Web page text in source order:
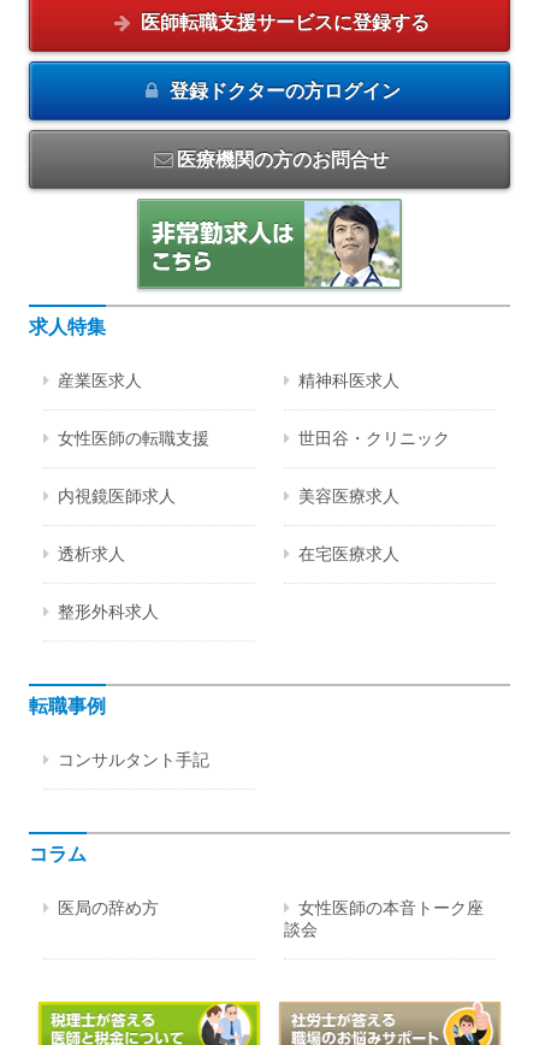
医師転職支援サービスに登録する
登録ドクターの方ログイン
医療機関の方のお問合せ
求人特集
産業医求人 精神科医求人
女性医師の転職支援 世田谷・クリニック
内視鏡医師求人 美容医療求人
透析求人 在宅医療求人
整形外科求人
転職事例
コンサルタント手記
コラム
医局の辞め方
女性医師の本音トーク座
談会